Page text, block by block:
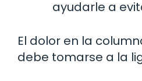
ayudarle a
El dolor en la
debe tomarse a la